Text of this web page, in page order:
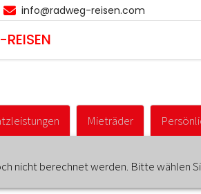
info@radweg-reisen.com
-REISEN